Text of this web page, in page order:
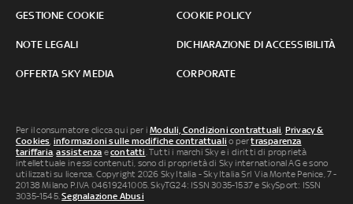
GESTIONE COOKIE COOKIE POLICY
NOTE LEGALI DICHIARAZIONE DI ACCESSIBILITÀ
OFFERTA SKY MEDIA CORPORATE
Per il consumatore clicca qui per iModuli, Condizioni contrattuali, Privacy &
Cookies, informazioni sulle modifiche contrattuali o pertrasparenza
tariffaria,assistenza econtatti. Tutti i marchi Sky e i diritti di proprietà
intellettuale in essi contenuti, sono di proprietà di Sky international AG e sono
utilizzati su licenza. Copyright 2026 Sky Italia - Sky Italia Srl Via Monte Penice, 7 -
20138 Milano P.IVA 04619241005. SkyTG24: ISSN 3035-1537 e SkySport: ISSN
3035-1545.Segnalazione Abusi